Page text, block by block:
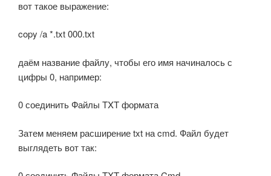
вот такое выражение:
copy /a *.txt 000.txt
даём название файлу, чтобы его имя начиналось с
цифры 0, например:
0 соединить Файлы TXT формата
Затем меняем расширение txt на cmd. Файл будет
выглядеть вот так: